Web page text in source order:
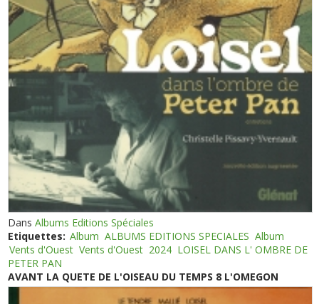
DansAlbums Editions Spéciales
Etiquettes: Album ALBUMS EDITIONS SPECIALES Album
Vents d'Ouest Vents d'Ouest 2024 LOISEL DANS L' OMBRE DE
PETER PAN
AVANT LA QUETE DE L'OISEAU DU TEMPS 8 L'OMEGON